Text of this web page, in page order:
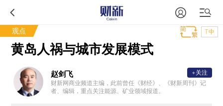
观点 T中
黄岛人祸与城市发展模式
赵剑飞
财新网商业频道主编，此前曾任《财经》、《财新周刊》记
者、编辑，重点关注能源、矿业领域报道。
+关注